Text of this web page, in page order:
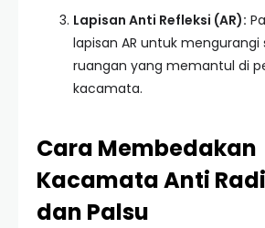
Lapisan Anti Refleksi (AR):
lapisan AR untuk mengurangi
ruangan yang memantul di
kacamata.
Cara Membedakan
Kacamata Anti
dan Palsu